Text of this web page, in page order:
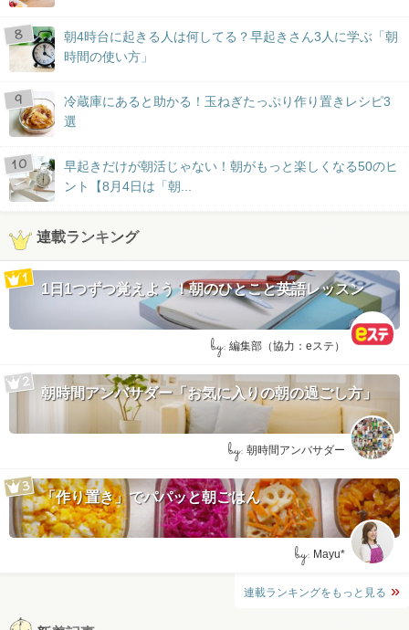
朝4時台に起きる人は何してる？早起きさん3人に学ぶ「朝
時間の使い方」
冷蔵庫にあると助かる！玉ねぎたっぷり作り置きレシピ3
選
早起きだけが朝活じゃない！朝がもっと楽しくなる50のヒ
ント【8月4日は「朝...
連載ランキング
1日1つずつ覚えよう！朝のひとこと英語レッスン
by: 編集部（協力：eステ）
朝時間アンバサダー「お気に入りの朝の過ごし方」
by: 朝時間アンバサダー
「作り置き」でパパッと朝ごはん
by: Mayu*
連載ランキングをもっと見る